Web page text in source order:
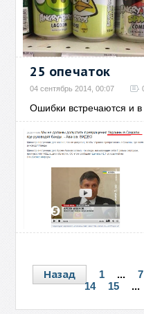
25 опечаток
04 сентябрь 2014, 00:07
Ошибки встречаются и в
Назад 1 ... 7
14
15 ...